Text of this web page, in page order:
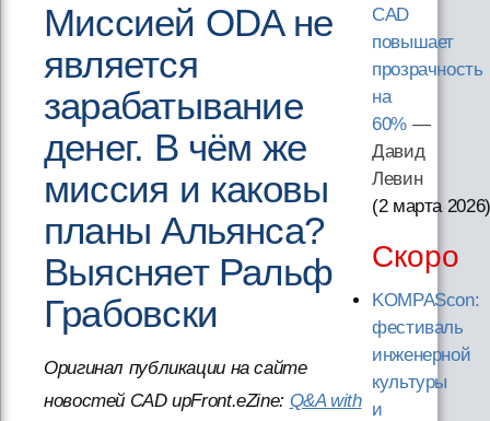
Миссией ODA не
является
зарабатывание
денег. В чём же
миссия и каковы
планы Альянса?
Выясняет Ральф
Грабовски
Оригинал публикации на сайте
новостей CAD upFront.eZine: Q&A with
CAD
повышает
прозрачность
на
60%—
Давид
Левин
(2 марта 2026)
Скоро
KOMPAScon:
фестиваль
инженерной
культуры
и